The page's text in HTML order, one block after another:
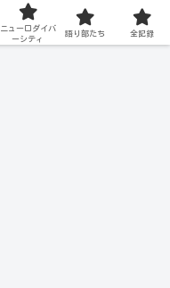
ニューロダイバ
ーシティ
語り部たち 全記録